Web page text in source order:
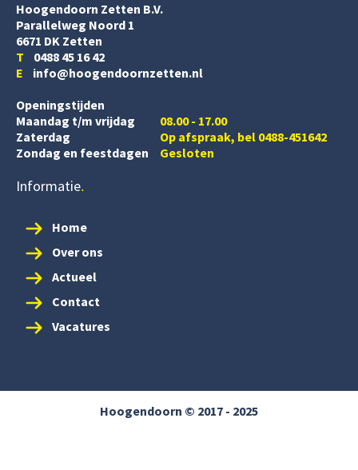
Hoogendoorn Zetten B.V.
Parallelweg Noord 1
6671 DK Zetten
T 0488 45 16 42
E info@hoogendoornzetten.nl
Openingstijden
Maandag t/m vrijdag
08.00 - 17.00
Zaterdag
Op afspraak, bel 0488-451642
Zondag en feestdagen
Gesloten
Informatie
Home
Over ons
Actueel
Contact
Vacatures
Hoogendoorn © 2017 - 2025